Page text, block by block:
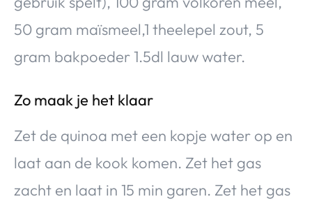
50 gram maïsmeel,1 theelepel zout, 5
gram bakpoeder 1.5dl lauw water.
Zo maak je het klaar
Zet de quinoa met een kopje water op en
laat aan de kook komen. Zet het gas
zacht en laat in 15 min garen. Zet het gas